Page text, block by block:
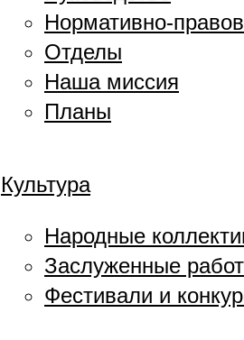
Нормативно-
Отделы
Наша миссия
Планы
Культура
Народные
Заслуженные
Фестивали и